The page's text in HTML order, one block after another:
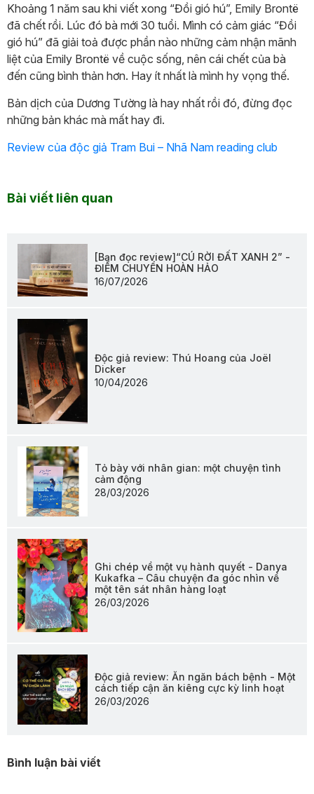
Khoảng 1 năm sau khi viết xong “Đồi gió hú”, Emily Brontë
đã chết rồi. Lúc đó bà mới 30 tuổi. Mình có cảm giác “Đồi
gió hú” đã giải toả được phần nào những cảm nhận mãnh
liệt của Emily Brontë về cuộc sống, nên cái chết của bà
đến cũng bình thản hơn. Hay ít nhất là mình hy vọng thế.
Bản dịch của Dương Tường là hay nhất rồi đó, đừng đọc
những bản khác mà mất hay đi.
Review của độc giả Tram Bui – Nhã Nam reading club
Bài viết liên quan
[Bạn đọc review]“CÚ RỜI ĐẤT XANH 2” -
ĐIỂM CHUYỂN HOÀN HẢO
16/07/2026
Độc giả review: Thú Hoang của Joël
Dicker
10/04/2026
Tỏ bày với nhân gian: một chuyện tình
cảm động
28/03/2026
Ghi chép về một vụ hành quyết - Danya
Kukafka – Câu chuyện đa góc nhìn về
một tên sát nhân hàng loạt
26/03/2026
Độc giả review: Ăn ngăn bách bệnh - Một
cách tiếp cận ăn kiêng cực kỳ linh hoạt
26/03/2026
Bình luận bài viết